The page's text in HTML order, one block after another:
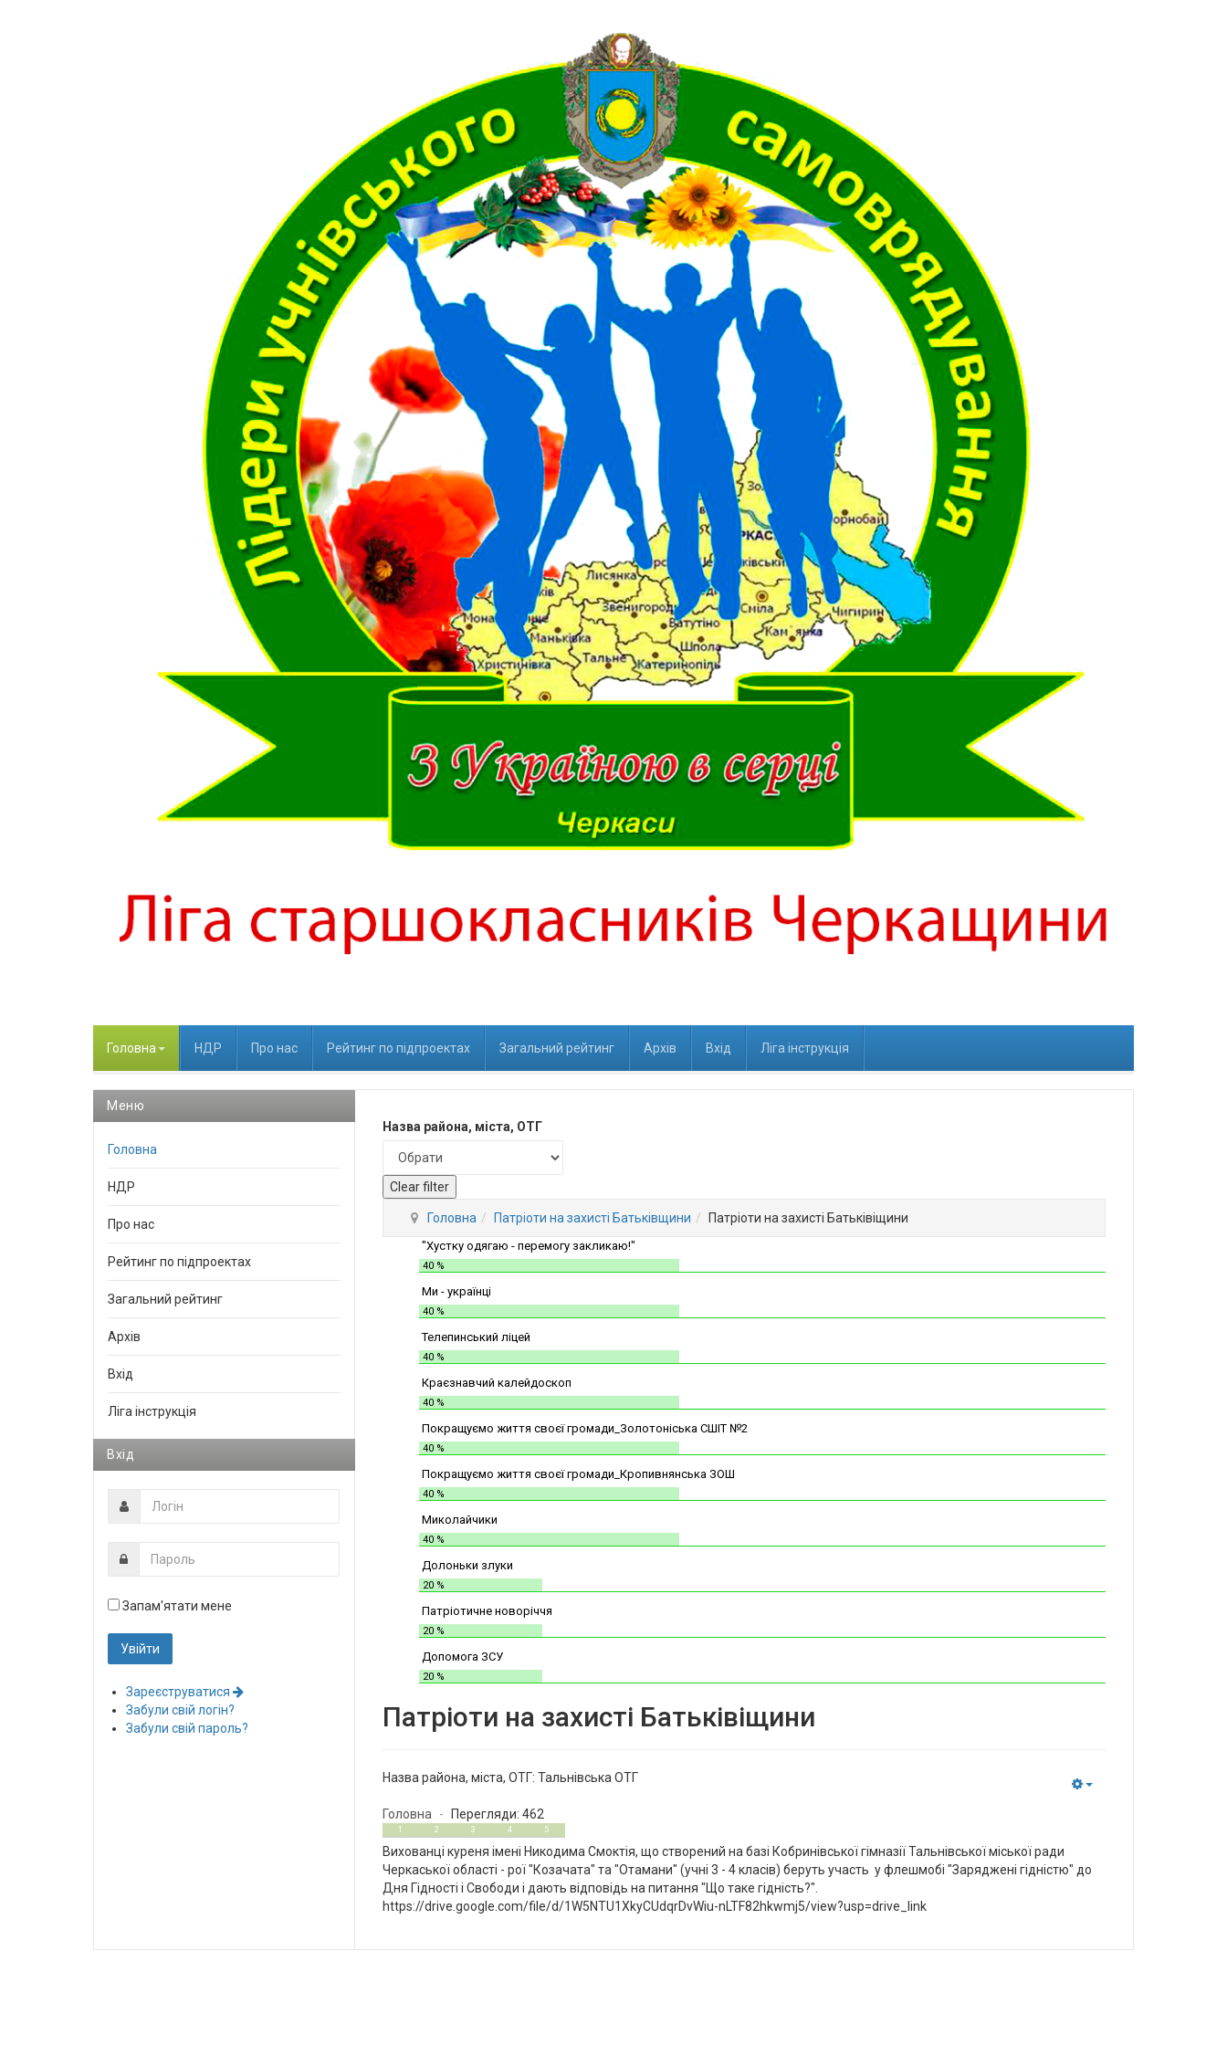
Головна НДР Про нас Рейтинг по підпроектах Загальний рейтинг Архів Вхід Ліга інструкція
Назва района, міста, ОТГ
Clear filter
Головна Патріоти на захисті Батьківщини Патріоти на захисті Батьківіщини
"Хустку одягаю - перемогу закликаю!"
40 %
Ми - українці
40 %
Телепинський ліцей
40 %
Краєзнавчий калейдоскоп
40 %
Покращуємо життя своєї громади_Золотоніська СШІТ №2
40 %
Покращуємо життя своєї громади_Кропивнянська ЗОШ
40 %
Миколайчики
40 %
Долоньки злуки
20 %
Патріотичне новоріччя
20 %
Допомога ЗСУ
20 %
Патріоти на захисті Батьківіщини
Назва района, міста, ОТГ: Тальнівська ОТГ
Головна Перегляди: 462
05
1 2 3 4 5
Вихованці куреня імені Никодима Смоктія, що створений на базі Кобринівської гімназії Тальнівської міської ради
Черкаської області - рої "Козачата" та "Отамани" (учні 3 - 4 класів) беруть участь у флешмобі "Заряджені гідністю" до
Дня Гідності і Свободи і дають відповідь на питання "Що таке гідність?".
https://drive.google.com/file/d/1W5NTU1XkyCUdqrDvWiu-nLTF82hkwmj5/view?usp=drive_link
Меню
Головна
НДР
Про нас
Рейтинг по підпроектах
Загальний рейтинг
Архів
Вхід
Ліга інструкція
Вхід
Запам'ятати мене
Зареєструватися
Забули свій логін?
Забули свій пароль?